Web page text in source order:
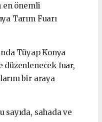
en önemli
Tarım Fuarı
Tüyap Konya
düzenlenecek fuar,
bir araya
sayıda, sahada ve